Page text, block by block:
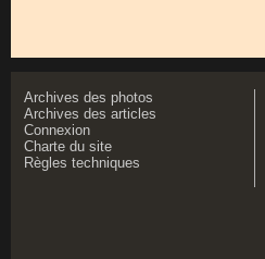
Archives des photos
Archives des articles
Connexion
Charte du site
Règles techniques